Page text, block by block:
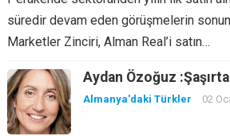
süredir devam eden görüşmelerin
Marketler Zinciri, Alman Real’i satın…
Aydan Özoğuz
Almanya'daki Türkler 02